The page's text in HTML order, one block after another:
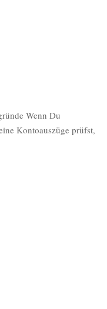
Wenn Du
Kontoauszüge prüfst,